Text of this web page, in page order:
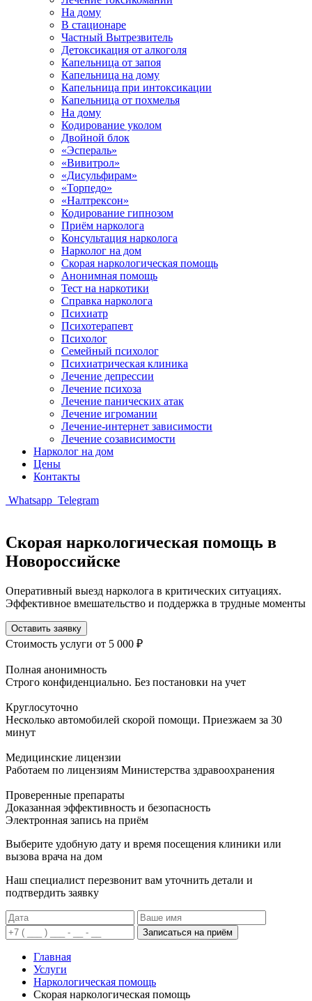
На дому
В стационаре
Частный Вытрезвитель
Детоксикация от алкоголя
Капельница от запоя
Капельница на дому
Капельница при интоксикации
Капельница от похмелья
На дому
Кодирование уколом
Двойной блок
«Эспераль»
«Вивитрол»
«Дисульфирам»
«Торпедо»
«Налтрексон»
Кодирование гипнозом
Приём нарколога
Консультация нарколога
Нарколог на дом
Скорая наркологическая помощь
Анонимная помощь
Тест на наркотики
Справка нарколога
Психиатр
Психотерапевт
Психолог
Семейный психолог
Психиатрическая клиника
Лечение депрессии
Лечение психоза
Лечение панических атак
Лечение игромании
Лечение-интернет зависимости
Лечение созависимости
Нарколог на дом
Цены
Контакты
Whatsapp Telegram
Скорая наркологическая помощь в
Новороссийске
Оперативный выезд нарколога в критических ситуациях.
Эффективное вмешательство и поддержка в трудные моменты
Оставить заявку
Стоимость услуги от 5 000 ₽
Полная анонимность
Строго конфиденциально. Без постановки на учет
Круглосуточно
Несколько автомобилей скорой помощи. Приезжаем за 30
минут
Медицинские лицензии
Работаем по лицензиям Министерства здравоохранения
Проверенные препараты
Доказанная эффективность и безопасность
Электронная запись на приём
Выберите удобную дату и время посещения клиники или
вызова врача на дом
Наш специалист перезвонит вам уточнить детали и
подтвердить заявку
Записаться на приём
Главная
Услуги
Наркологическая помощь
Скорая наркологическая помощь